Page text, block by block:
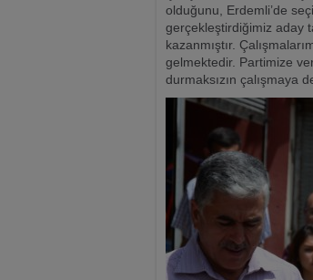
olduğunu, Erdemli’de
gerçekleştirdiğimiz aday
kazanmıştır.
gelmektedir. Partimize
durmaksızın çalışmaya